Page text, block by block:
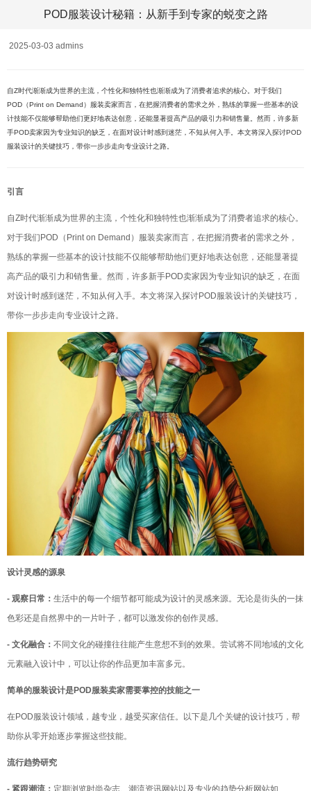
POD服装设计秘籍：从新手到专家的蜕变之路
2025-03-03 admins
自Z时代渐渐成为世界的主流，个性化和独特性也渐渐成为了消费者追求的核心。对于我们
POD（Print on Demand）服装卖家而言，在把握消费者的需求之外，熟练的掌握一些基本的设
计技能不仅能够帮助他们更好地表达创意，还能显著提高产品的吸引力和销售量。然而，许多新
手POD卖家因为专业知识的缺乏，在面对设计时感到迷茫，不知从何入手。本文将深入探讨POD
服装设计的关键技巧，带你一步步走向专业设计之路。
引言
自Z时代渐渐成为世界的主流，个性化和独特性也渐渐成为了消费者追求的核心。
对于我们POD（Print on Demand）服装卖家而言，在把握消费者的需求之外，
熟练的掌握一些基本的设计技能不仅能够帮助他们更好地表达创意，还能显著提
高产品的吸引力和销售量。然而，许多新手POD卖家因为专业知识的缺乏，在面
对设计时感到迷茫，不知从何入手。本文将深入探讨POD服装设计的关键技巧，
带你一步步走向专业设计之路。
设计灵感的源泉
- 观察日常： 生活中的每一个细节都可能成为设计的灵感来源。无论是街头的一抹
色彩还是自然界中的一片叶子，都可以激发你的创作灵感。
- 文化融合： 不同文化的碰撞往往能产生意想不到的效果。尝试将不同地域的文化
元素融入设计中，可以让你的作品更加丰富多元。
简单的服装设计是POD服装卖家需要掌控的技能之一
在POD服装设计领域，越专业，越受买家信任。以下是几个关键的设计技巧，帮
助你从零开始逐步掌握这些技能。
流行趋势研究